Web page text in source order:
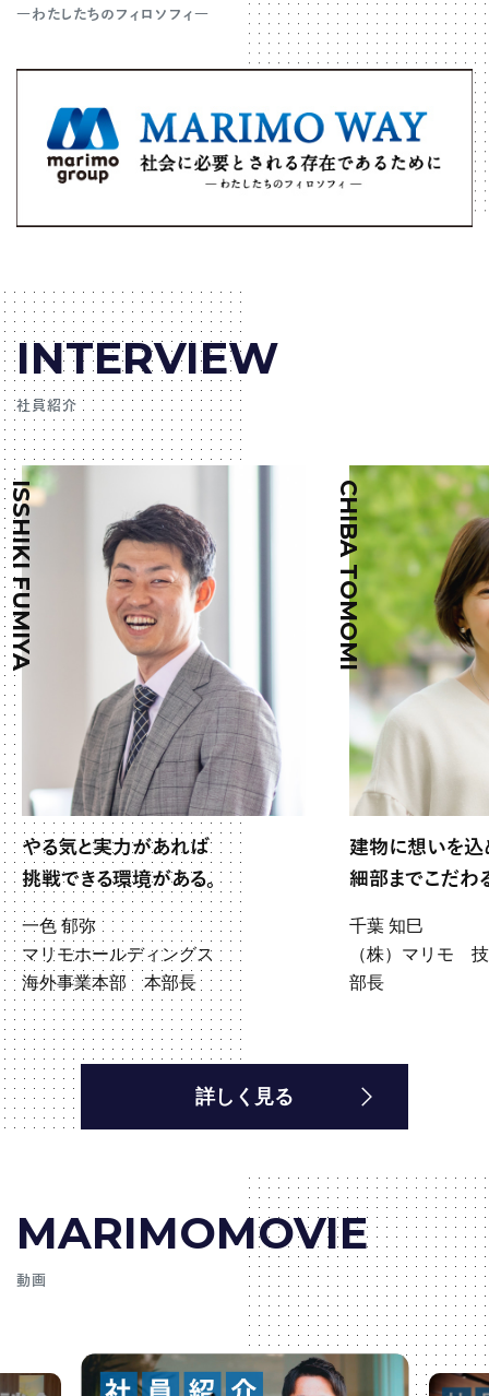
―わたしたちのフィロソフィ―
INTERVIEW
社員紹介
ISSHIKI FUMIYA
やる気と実力があれば
挑戦できる環境がある。
一色 郁弥
マリモホールディングス
海外事業本部 本部長
CHIBA TOMOMI
建物に想いを込
細部までこだわ
千葉 知巳
（株）マリモ
部長
詳しく見る
MARIMOMOVIE
動画